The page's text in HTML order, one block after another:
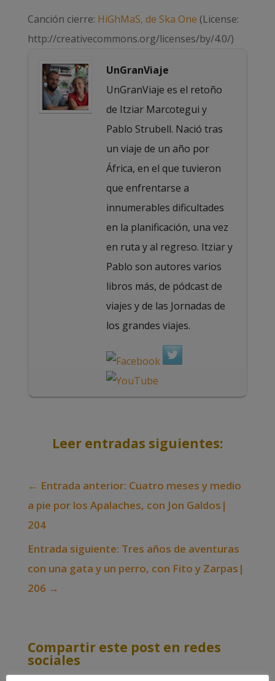
Canción cierre: HiGhMaS, de Ska One (License:
http://creativecommons.org/licenses/by/4.0/)
UnGranViaje
UnGranViaje es el retoño
de Itziar Marcotegui y
Pablo Strubell. Nació tras
un viaje de un año por
África, en el que tuvieron
que enfrentarse a
innumerables dificultades
en la planificación, una vez
en ruta y al regreso. Itziar y
Pablo son autores varios
libros más, de pódcast de
viajes y de las Jornadas de
los grandes viajes.
Leer entradas siguientes:
← Entrada anterior: Cuatro meses y medio
a pie por los Apalaches, con Jon Galdos|
204
Entrada siguiente: Tres años de aventuras
con una gata y un perro, con Fito y Zarpas|
206 →
Compartir este post en redes
sociales